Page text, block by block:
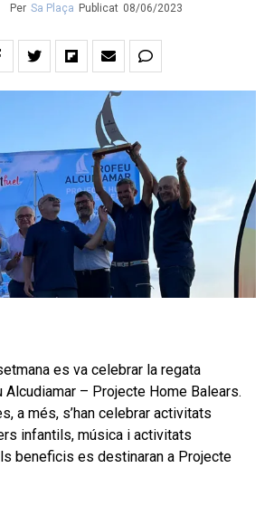
Per Sa Plaça Publicat 08/06/2023
es va celebrar la regata
– Projecte Home Balears.
a més, s’han celebrar activitats
infantils, música i activitats
beneficis es destinaran a Projecte